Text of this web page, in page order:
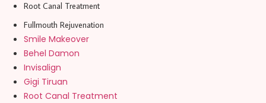
Root Canal Treatment
Fullmouth Rejuvenation
Smile Makeover
Behel Damon
Invisalign
Gigi Tiruan
Root Canal Treatment